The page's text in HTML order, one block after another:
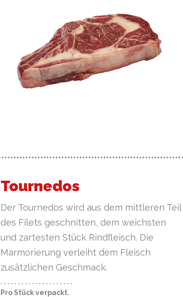
Tournedos
Der Tournedos wird aus dem mittleren Teil
des Filets geschnitten, dem weichsten
und zartesten Stück Rindfleisch. Die
Marmorierung verleiht dem Fleisch
zusätzlichen Geschmack.
· · · · · · · · · · · · · · · · · · · · ·
Pro Stück verpackt.